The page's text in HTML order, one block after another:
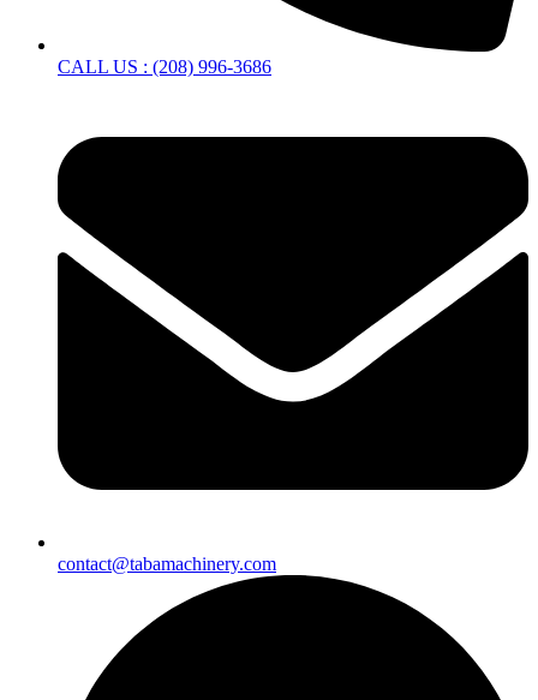
CALL US : (208) 996-3686
contact@tabamachinery.com